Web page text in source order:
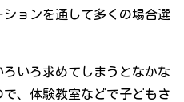
ョンを通して多くの場合選
いろ求めてしまうとなかな
、体験教室などで子どもさ